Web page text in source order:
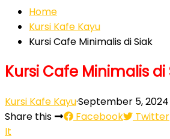
Home
Kursi Kafe Kayu
Kursi Cafe Minimalis di Siak
Kursi Cafe Minimalis di
Kursi Kafe Kayu·September 5, 2024
Share this
Facebook Twitter
It